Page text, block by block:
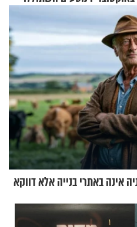
בטיסה לפרנקפורט ונעצרו
לאחר שתקפו שוטרים
אינה באתרי בנייה אלא דווקא